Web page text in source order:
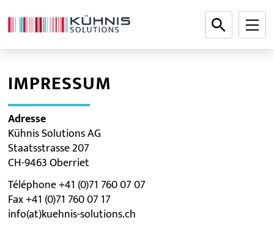
IMPRESSUM
Adresse
Kühnis Solutions AG
Staatsstrasse 207
CH-9463 Oberriet
Téléphone +41 (0)71 760 07 07
Fax +41 (0)71 760 07 17
info(at)kuehnis-solutions.ch